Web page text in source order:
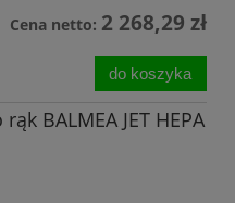
Cena netto: 2 268,29 zł
do koszyka
BALMEA JET HEPA